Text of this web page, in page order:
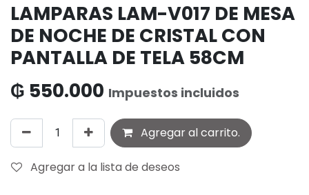
LAMPARAS LAM-V017 DE MESA
DE NOCHE DE CRISTAL CON
PANTALLA DE TELA 58CM
₲ 550.000 Impuestos incluidos
Agregar al carrito.
Agregar a la lista de deseos